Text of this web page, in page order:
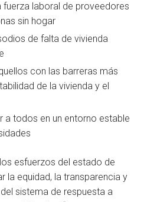
fuerza laboral de proveedores
sin hogar
de falta de vivienda
con las barreras más
de la vivienda y el
a todos en un entorno estable
esfuerzos del estado de
la equidad, la transparencia y
sistema de respuesta a